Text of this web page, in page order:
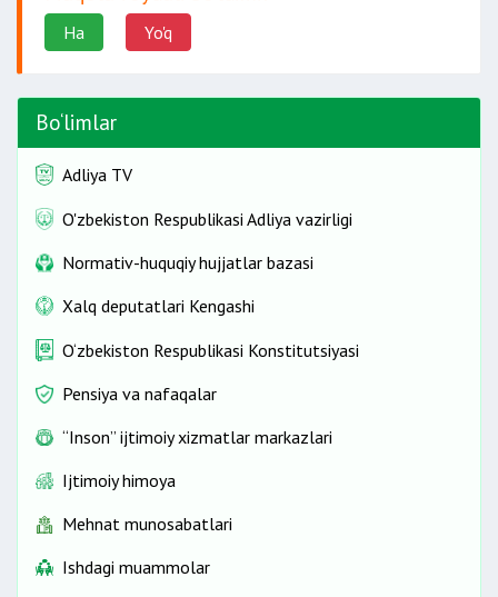
Ha Yo'q
Bo‘limlar
Adliya TV
O'zbekiston Respublikasi Adliya vazirligi
Normativ-huquqiy hujjatlar bazasi
Xalq deputatlari Kengashi
O‘zbekiston Respublikasi Konstitutsiyasi
Pensiya va nafaqalar
“Inson” ijtimoiy xizmatlar markazlari
Ijtimoiy himoya
Mehnat munosabatlari
Ishdagi muammolar